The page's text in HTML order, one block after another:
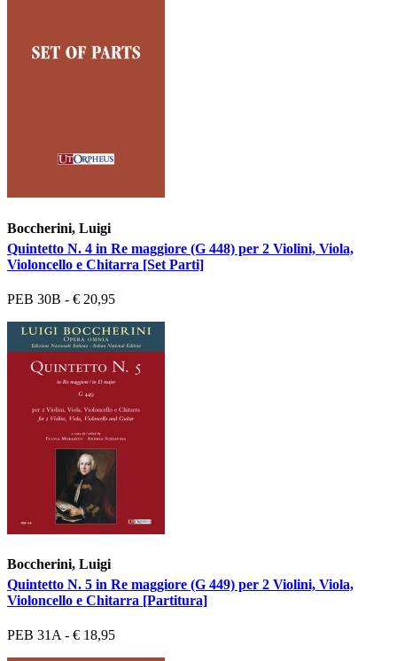
Boccherini, Luigi
Quintetto N. 4 in Re maggiore (G 448) per 2 Violini, Viola,
Violoncello e Chitarra [Set Parti]
PEB 30B - € 20,95
Boccherini, Luigi
Quintetto N. 5 in Re maggiore (G 449) per 2 Violini, Viola,
Violoncello e Chitarra [Partitura]
PEB 31A - € 18,95